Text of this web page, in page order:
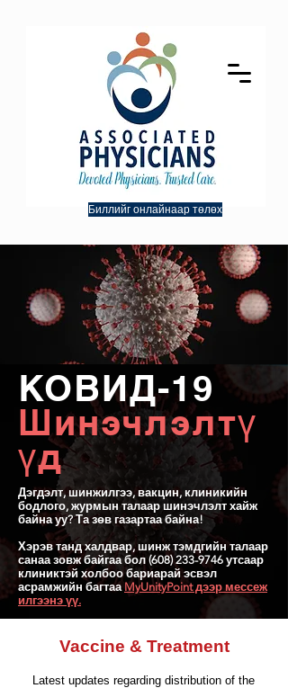
Биллийг онлайнаар төлөх
КОВИД-19
Шинэчлэлтү
үд
Дэгдэлт, шинжилгээ, вакцин, клиникийн
бодлого, журмын талаар шинэчлэлт хайж
байна уу? Та зөв газартаа байна!
Хэрэв танд халдвар, шинж тэмдгийн талаар
санаа зовж байгаа бол(608) 233-9746 утсаар
клиниктэй холбоо бариарай эсвэл
асрамжийн багтаа MyUnityPoint дээр мессеж
илгээнэ үү.
Vaccine & Treatment
Latest updates regarding distribution of the